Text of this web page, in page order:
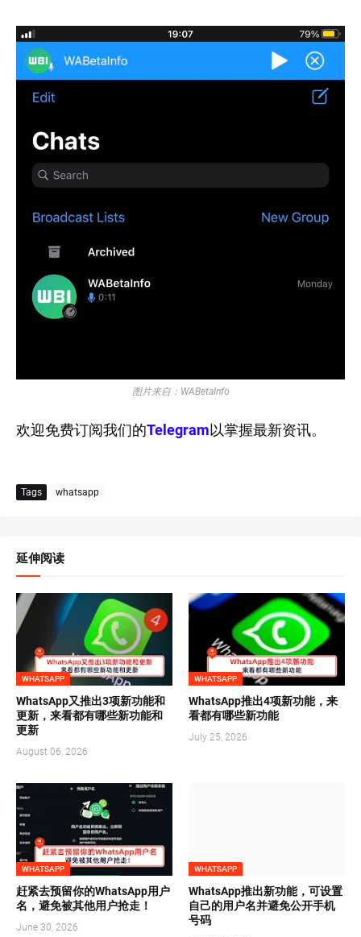
图片来自：WABetaInfo
欢迎免费订阅我们的Telegram以掌握最新资讯。
Tags whatsapp
延伸阅读
WHATSAPP
WhatsApp又推出3项新功能和
更新，来看都有哪些新功能和
更新
August 06, 2026
WHATSAPP
WhatsApp推出4项新功能，来
看都有哪些新功能
July 25, 2026
WHATSAPP
赶紧去预留你的WhatsApp用户
名，避免被其他用户抢走！
June 30, 2026
WHATSAPP
WhatsApp推出新功能，可设置
自己的用户名并避免公开手机
号码